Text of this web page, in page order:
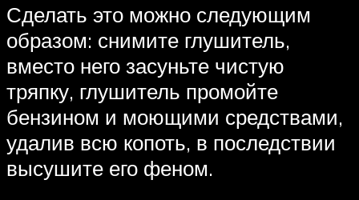
Сделать это можно следующим
образом: снимите глушитель,
вместо него засуньте чистую
тряпку, глушитель промойте
бензином и моющими средствами,
удалив всю копоть, в последствии
высушите его феном.